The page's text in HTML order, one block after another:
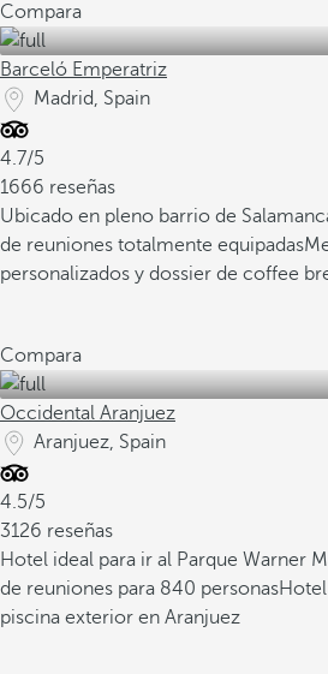
Compara
Barceló Emperatriz
Madrid, Spain
4.7/5
1666 reseñas
Ubicado en pleno barrio de
de reuniones totalmente equipadas
personalizados y dossier de coffee
Compara
Occidental Aranjuez
Aranjuez, Spain
4.5/5
3126 reseñas
Hotel ideal para ir al Parque Warner
de reuniones para 840 personas
piscina exterior en Aranjuez